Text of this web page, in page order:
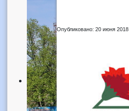
Опубликовано: 20 июня 2018